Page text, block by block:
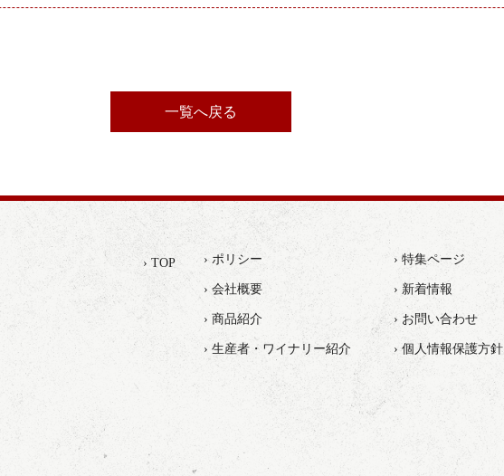
一覧へ戻る
› TOP › ポリシー › 特集ページ
› 会社概要 › 新着情報
› 商品紹介 › お問い合わせ
› 生産者・ワイナリー紹介 › 個人情報保護方針